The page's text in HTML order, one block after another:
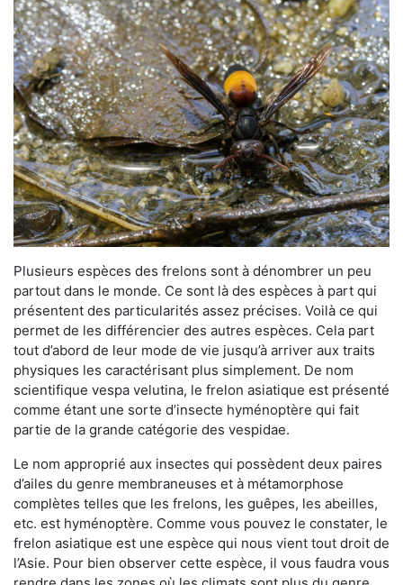
Plusieurs espèces des frelons sont à dénombrer un peu
partout dans le monde. Ce sont là des espèces à part qui
présentent des particularités assez précises. Voilà ce qui
permet de les différencier des autres espèces. Cela part
tout d’abord de leur mode de vie jusqu’à arriver aux traits
physiques les caractérisant plus simplement. De nom
scientifique vespa velutina, le frelon asiatique est présenté
comme étant une sorte d’insecte hyménoptère qui fait
partie de la grande catégorie des vespidae.
Le nom approprié aux insectes qui possèdent deux paires
d’ailes du genre membraneuses et à métamorphose
complètes telles que les frelons, les guêpes, les abeilles,
etc. est hyménoptère. Comme vous pouvez le constater, le
frelon asiatique est une espèce qui nous vient tout droit de
l’Asie. Pour bien observer cette espèce, il vous faudra vous